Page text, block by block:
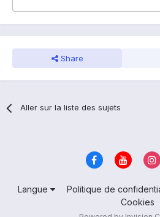
Share
Aller sur la liste des sujets
Langue Politique de
Cookies